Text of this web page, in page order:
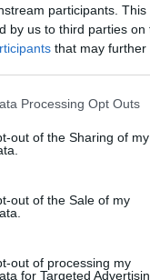
participants.
by us to third parties on
that may
Processing Opt Outs
out of the Sharing of my
out of the Sale of my
out of processing my
for Targeted
antradienį
gavusi
dėl
užmokesčio,
didinimo
ministras
kitais
vyko